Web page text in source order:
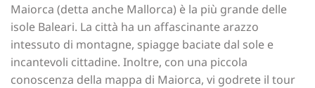
Maiorca (detta anche Mallorca) è la più grande delle
isole Baleari. La città ha un affascinante arazzo
intessuto di montagne, spiagge baciate dal sole e
incantevoli cittadine. Inoltre, con una piccola
conoscenza della mappa di Maiorca, vi godrete il tour